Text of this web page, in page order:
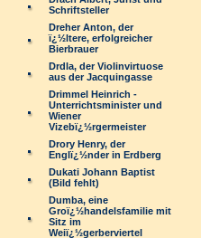
Schriftsteller
Dreher Anton, der
ï¿½ltere, erfolgreicher
Bierbrauer
Drdla, der Violinvirtuose
aus der Jacquingasse
Drimmel Heinrich -
Unterrichtsminister und
Wiener
Vizebï¿½rgermeister
Drory Henry, der
Englï¿½nder in Erdberg
Dukati Johann Baptist
(Bild fehlt)
Dumba, eine
Groï¿½handelsfamilie mit
Sitz im
Weiï¿½gerberviertel